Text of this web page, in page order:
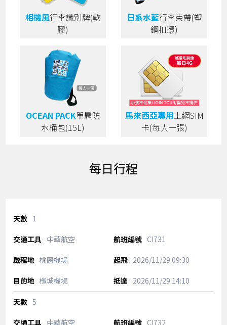
相機風行李識別牌(軟
膠)
日系水藍行李束帶(塑
鋼扣環)
OCEAN PACK單肩防
水桶包(15L)
馬來西亞專用上網SIM
卡(每人一張)
每日行程
1
中華航空 CI731
桃園機場 2026/11/29 09:30
檳城機場 2026/11/29 14:10
5
中華航空 CI732